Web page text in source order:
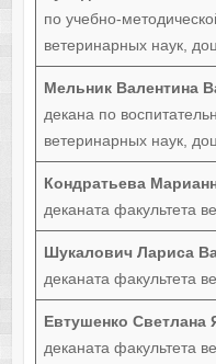
по учебно-
ветеринарных наук,
Мельник Валентина
декана по
ветеринарных наук,
Кондратьева
деканата факультета
Шукалович Лариса
деканата факультета
Евтушенко Светлана
деканата факультета